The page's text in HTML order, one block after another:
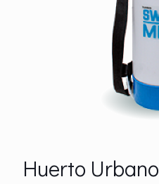
Huerto Urbano